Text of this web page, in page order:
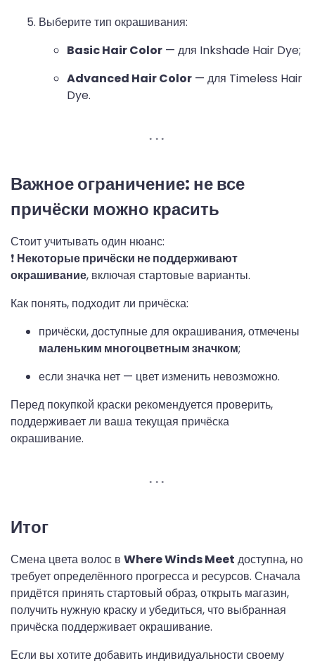
Выберите тип окрашивания:
Basic Hair Color — для Inkshade Hair Dye;
Advanced Hair Color — для Timeless Hair
Dye.
Важное ограничение: не все
причёски можно красить
Стоит учитывать один нюанс:
❗ Некоторые причёски не поддерживают
окрашивание, включая стартовые варианты.
Как понять, подходит ли причёска:
причёски, доступные для окрашивания, отмечены
маленьким многоцветным значком;
если значка нет — цвет изменить невозможно.
Перед покупкой краски рекомендуется проверить,
поддерживает ли ваша текущая причёска
окрашивание.
Итог
Смена цвета волос в Where Winds Meet доступна, но
требует определённого прогресса и ресурсов. Сначала
придётся принять стартовый образ, открыть магазин,
получить нужную краску и убедиться, что выбранная
причёска поддерживает окрашивание.
Если вы хотите добавить индивидуальности своему